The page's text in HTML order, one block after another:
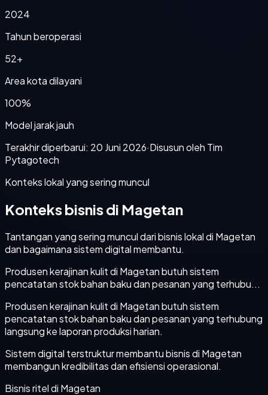
2024
Tahun beroperasi
52+
Area kota dilayani
100%
Model jarak jauh
Terakhir diperbarui: 20 Juni 2026·Disusun oleh Tim
Pytagotech
Konteks lokal yang sering muncul
Konteks bisnis di Magetan
Tantangan yang sering muncul dari bisnis lokal di Magetan
dan bagaimana sistem digital membantu.
Produsen kerajinan kulit di Magetan butuh sistem
pencatatan stok bahan baku dan pesanan yang terhubu...
Produsen kerajinan kulit di Magetan butuh sistem
pencatatan stok bahan baku dan pesanan yang terhubung
langsung ke laporan produksi harian.
Sistem digital terstruktur membantu bisnis di Magetan
membangun kredibilitas dan efisiensi operasional.
Bisnis ritel di Magetan